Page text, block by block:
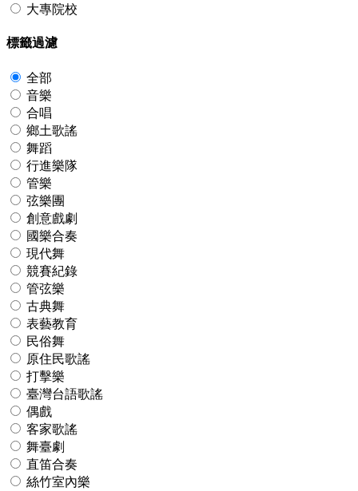
大專院校
標籤過濾
全部
音樂
合唱
鄉土歌謠
舞蹈
行進樂隊
管樂
弦樂團
創意戲劇
國樂合奏
現代舞
競賽紀錄
管弦樂
古典舞
表藝教育
民俗舞
原住民歌謠
打擊樂
臺灣台語歌謠
偶戲
客家歌謠
舞臺劇
直笛合奏
絲竹室內樂